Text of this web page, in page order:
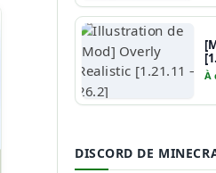
À
DISCORD DE